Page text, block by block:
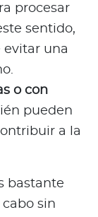
procesar
sentido,
evitar una
o con
pueden
a la
bastante
sin